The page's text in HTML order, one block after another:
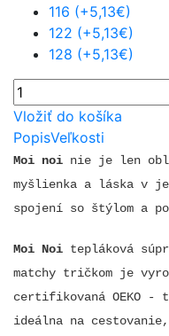
116 (+5,13€)
122 (+5,13€)
128 (+5,13€)
Vložiť do košíka
PopisVeľkosti
Moi noi nie je len
myšlienka a láska v
spojení so štýlom a
Moi Noi tepláková
matchy tričkom je
certifikovaná OEKO -
ideálna na